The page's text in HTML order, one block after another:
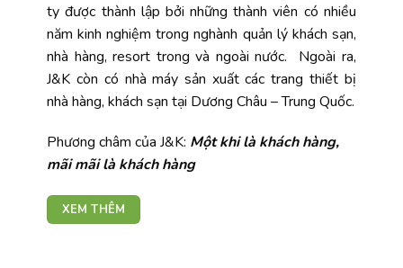
ty được thành lập bởi những thành viên có nhiều
năm kinh nghiệm trong nghành quản lý khách sạn,
nhà hàng, resort trong và ngoài nước. Ngoài ra,
J&K còn có nhà máy sản xuất các trang thiết bị
nhà hàng, khách sạn tại Dương Châu – Trung Quốc.
Phương châm của J&K: Một khi là khách hàng,
mãi mãi là khách hàng
XEM THÊM